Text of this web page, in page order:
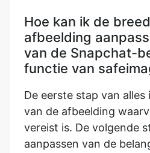
Hoe kan ik de
afbeelding
van de Snapchat-
functie van
De eerste stap van alles
van de afbeelding
vereist is. De volgende
aanpassen van de